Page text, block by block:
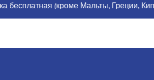
(кроме Мальты, Греции, Кипра,